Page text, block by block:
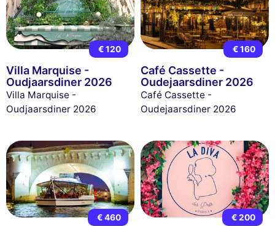
€ 120
Villa Marquise -
Oudjaarsdiner 2026
Villa Marquise -
Oudjaarsdiner 2026
€ 160
Café Cassette -
Oudejaarsdiner 2026
Café Cassette -
Oudejaarsdiner 2026
€ 460 € 200